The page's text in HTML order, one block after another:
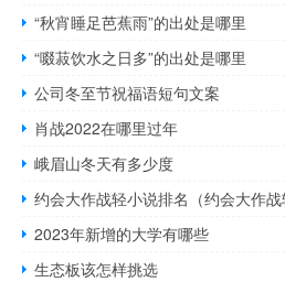
“秋宵睡足芭蕉雨”的出处是哪里
“啜菽饮水之日多”的出处是哪里
公司冬至节祝福语短句文案
肖战2022在哪里过年
峨眉山冬天有多少度
约会大作战轻小说排名（约会大作战
2023年新增的大学有哪些
生态板该怎样挑选